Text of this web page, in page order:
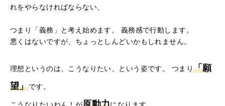
れをやらなければならない、
つまり「義務」と考え始めます。 義務感で行動します。
悪くはないですが、ちょっとしんどいかもしれません。
理想というのは、こうなりたい、という姿です。 つまり「願
望」です。
こうなりたいねん！が原動力になります。